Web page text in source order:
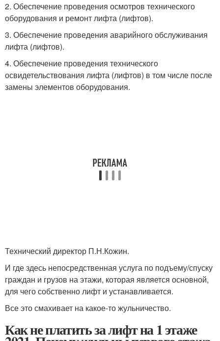
2. Обеспечение проведения осмотров технического
оборудования и ремонт лифта (лифтов).
3. Обеспечение проведения аварийного обслуживания
лифта (лифтов).
4. Обеспечение проведения технического
освидетельствования лифта (лифтов) в том числе после
замены элементов оборудования.
Технический директор П.Н.Кожин.
И где здесь непосредственная услуга по подъему/спуску
граждан и грузов на этажи, которая является основной,
для чего собственно лифт и устанавливается.
Все это смахивает на какое-то жульничество.
Как не платить за лифт на 1 этаже